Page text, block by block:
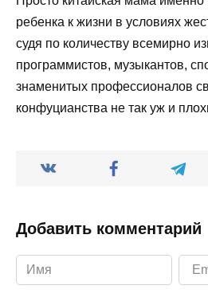
ребенка к жизни в условиях
судя по количеству всемирно
программистов, музыкантов,
знаменитых профессионалов
конфуцианства не так уж и
Добавить комментарий